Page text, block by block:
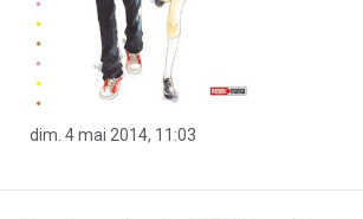
dim. 4 mai 2014, 11:03